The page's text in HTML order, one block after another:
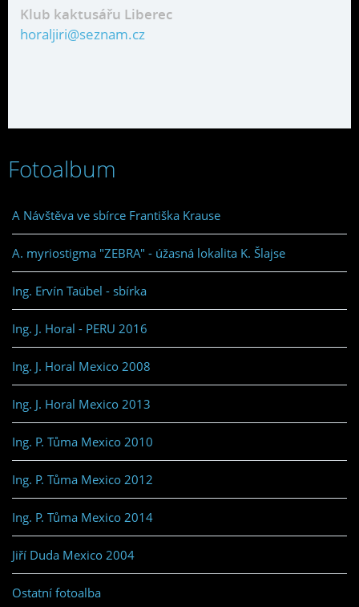
Klub kaktusářu Liberec
horaljiri@seznam.cz
Fotoalbum
A Návštěva ve sbírce Františka Krause
A. myriostigma "ZEBRA" - úžasná lokalita K. Šlajse
Ing. Ervín Taübel - sbírka
Ing. J. Horal - PERU 2016
Ing. J. Horal Mexico 2008
Ing. J. Horal Mexico 2013
Ing. P. Tůma Mexico 2010
Ing. P. Tůma Mexico 2012
Ing. P. Tůma Mexico 2014
Jiří Duda Mexico 2004
Ostatní fotoalba